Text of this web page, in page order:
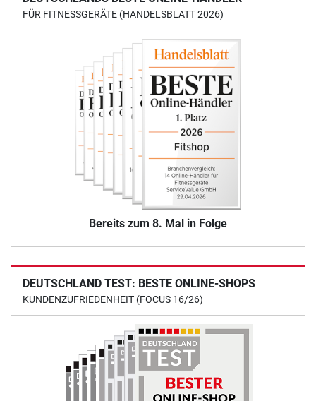
FÜR FITNESSGERÄTE (HANDELSBLATT 2026)
Bereits zum 8. Mal in Folge
DEUTSCHLAND TEST: BESTE ONLINE-SHOPS
KUNDENZUFRIEDENHEIT (FOCUS 16/26)